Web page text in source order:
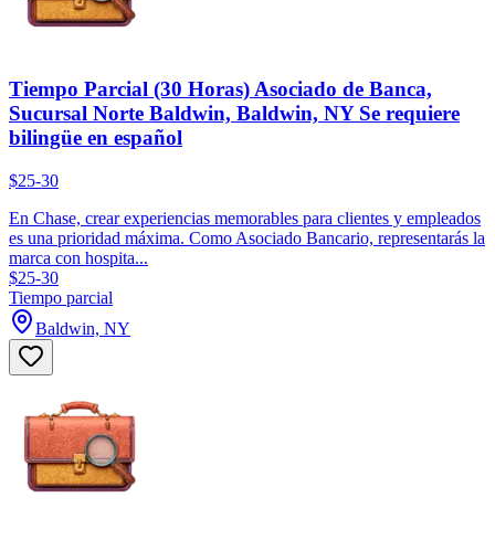
Tiempo Parcial (30 Horas) Asociado de Banca,
Sucursal Norte Baldwin, Baldwin, NY Se requiere
bilingüe en español
$25-30
En Chase, crear experiencias memorables para clientes y empleados
es una prioridad máxima. Como Asociado Bancario, representarás la
marca con hospita...
$25-30
Tiempo parcial
Baldwin, NY